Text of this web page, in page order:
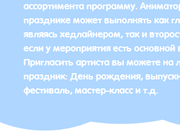
ассортимента программу.
празднике может выполнять как
являясь хедлайнером, так и
если у мероприятия есть
Пригласить артиста вы можете на
праздник: День рождения,
фестиваль, мастер-класс и т.д.